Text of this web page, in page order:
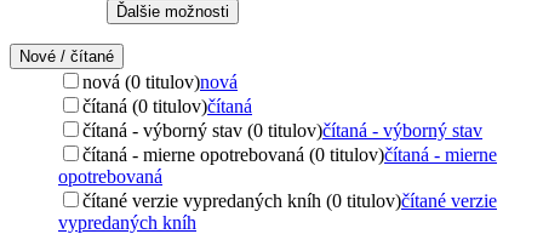
Ďalšie možnosti
Nové / čítané
nová (0 titulov)nová
čítaná (0 titulov)čítaná
čítaná - výborný stav (0 titulov)čítaná - výborný stav
čítaná - mierne opotrebovaná (0 titulov)čítaná - mierne
opotrebovaná
čítané verzie vypredaných kníh (0 titulov)čítané verzie
vypredaných kníh